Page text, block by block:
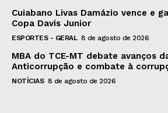
Cuiabano Livas Damázio vence e
Copa Davis Junior
ESPORTES - GERAL 8 de agosto de 2026
MBA do TCE-MT debate avanços
Anticorrupção e combate à
NOTÍCIAS 8 de agosto de 2026